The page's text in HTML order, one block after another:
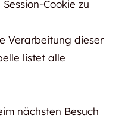
Cookie zu
Verarbeitung dieser
listet alle
nächsten Besuch